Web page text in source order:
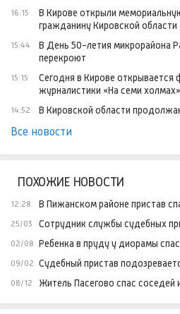
16:15
В Кирове открыли
гражданину Кировской
15:44
В День 50-летия микрорайона
перекроют
15:15
Сегодня в Кирове открывается
журналистики «На семи
14:52 В Кировской области
Все новости
ПОХОЖИЕ НОВОСТИ
12:28 В Пижанском районе пристав
25/03 Сотрудник службы судебных
02/08 Ребенка в пруду у диорамы
09/02 Судебный пристав
08/12 Житель Пасегово спас